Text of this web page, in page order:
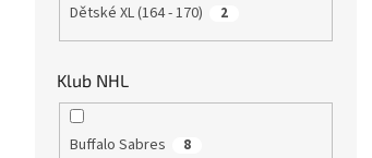
Dětské XL (164 - 170) 2
Klub NHL
Buffalo Sabres 8